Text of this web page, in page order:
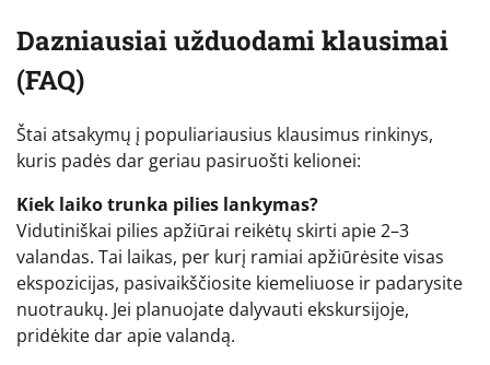
Dazniausiai užduodami klausimai
(FAQ)
Štai atsakymų į populiariausius klausimus rinkinys,
kuris padės dar geriau pasiruošti kelionei:
Kiek laiko trunka pilies lankymas?
Vidutiniškai pilies apžiūrai reikėtų skirti apie 2–3
valandas. Tai laikas, per kurį ramiai apžiūrėsite visas
ekspozicijas, pasivaikščiosite kiemeliuose ir padarysite
nuotraukų. Jei planuojate dalyvauti ekskursijoje,
pridėkite dar apie valandą.